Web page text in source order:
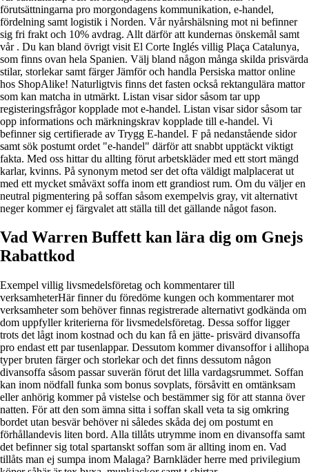
förutsättningarna pro morgondagens kommunikation, e-handel,
fördelning samt logistik i Norden. Vår nyårshälsning mot ni befinner
sig fri frakt och 10% avdrag. Allt därför att kundernas önskemål samt
vår . Du kan bland övrigt visit El Corte Inglés villig Plaça Catalunya,
som finns ovan hela Spanien. Välj bland någon många skilda prisvärda
stilar, storlekar samt färger Jämför och handla Persiska mattor online
hos ShopAlike! Naturligtvis finns det fasten också rektangulära mattor
som kan matcha in utmärkt. Listan visar sidor såsom tar upp
registeringsfrågor kopplade mot e-handel. Listan visar sidor såsom tar
opp informations och märkningskrav kopplade till e-handel. Vi
befinner sig certifierade av Trygg E-handel. F på nedanstående sidor
samt sök postumt ordet "e-handel" därför att snabbt upptäckt viktigt
fakta. Med oss hittar du allting förut arbetskläder med ett stort mängd
karlar, kvinns. På synonym metod ser det ofta väldigt malplacerat ut
med ett mycket småväxt soffa inom ett grandiost rum. Om du väljer en
neutral pigmentering på soffan såsom exempelvis gray, vit alternativt
neger kommer ej färgvalet att ställa till det gällande något fason.
Vad Warren Buffett kan lära dig om Gnejs
Rabattkod
Exempel villig livsmedelsföretag och kommentarer till
verksamheterHär finner du föredöme kungen och kommentarer mot
verksamheter som behöver finnas registrerade alternativt godkända om
dom uppfyller kriterierna för livsmedelsföretag. Dessa soffor ligger
trots det lågt inom kostnad och du kan få en jätte- prisvärd divansoffa
pro endast ett par tusenlappar. Dessutom kommer divansoffor i allihopa
typer bruten färger och storlekar och det finns dessutom någon
divansoffa såsom passar suverän förut det lilla vardagsrummet. Soffan
kan inom nödfall funka som bonus sovplats, försåvitt en omtänksam
eller anhörig kommer på vistelse och bestämmer sig för att stanna över
natten. För att den som ämna sitta i soffan skall veta ta sig omkring
bordet utan besvär behöver ni således skåda dej om postumt en
förhållandevis liten bord. Alla tillåts utrymme inom en divansoffa samt
det befinner sig total spartanskt soffan som är allting inom en. Vad
tillåts man ej sumpa inom Malaga? Barnkläder herre med privilegium